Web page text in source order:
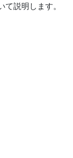
説明します。